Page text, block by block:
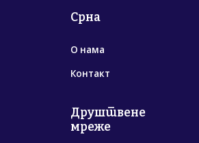
Срна
О нама
Контакт
Друштвене
мреже